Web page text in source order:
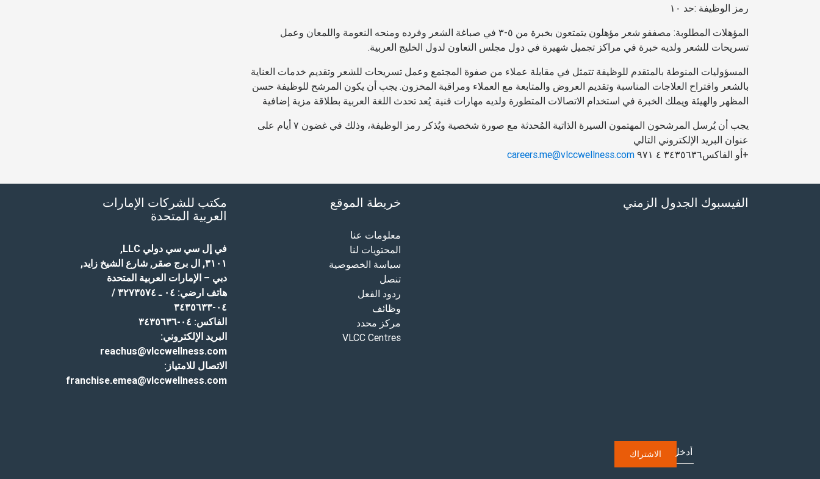
رمز الوظيفة :حد ١٠
المؤهلات المطلوبة: مصففو شعر مؤهلون يتمتعون بخبرة من ٥-٣ في صباغة الشعر وفرده ومنحه النعومة واللمعان وعمل
تسريحات للشعر ولديه خبرة في مراكز تجميل شهيرة في دول مجلس التعاون لدول الخليج العربية.
المسؤوليات المنوطة بالمتقدم للوظيفة تتمثل في مقابلة عملاء من صفوة المجتمع وعمل تسريحات للشعر وتقديم خدمات العناية
بالشعر واقتراح العلاجات المناسبة وتقديم العروض والمتابعة مع العملاء ومراقبة المخزون. يجب أن يكون المرشح للوظيفة حسن
المظهر والهيئة ويملك الخبرة في استخدام الاتصالات المتطورة ولديه مهارات فنية. يُعد تحدث اللغة العربية بطلاقة مزية إضافية
يجب أن يُرسل المرشحون المهتمون السيرة الذاتية المُحدثة مع صورة شخصية ويُذكر رمز الوظيفة، وذلك في غضون ٧ أيام على
عنوان البريد الإلكتروني التالي
+أو الفاكس٣٤٣٥٦٣٦ ٤ ٩٧١
careers.me@vlccwellness.com
الفيسبوك الجدول الزمني خريطة الموقع
معلومات عنا
المحتويات لنا
سياسة الخصوصية
تنصل
ردود الفعل
وظائف
مركز محدد
VLCC Centres
مكتب للشركات الإمارات
العربية المتحدة
في إل سي سي دولي LLC
,
٣١٠١, ال برج صقر, شارع الشيخ زايد,
دبي – الإمارات العربية المتحدة
هاتف ارضي:
٠٤ ـ ٣٢٧٣٥٧٤ /
٠٤-٣٤٣٥٦٣٣
الفاكس:
البريد الإلكتروني:
reachus@vlccwellness.com
الاتصال للامتياز:
franchise.emea@vlccwellness.com